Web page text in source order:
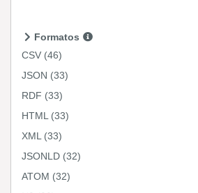
Formatos
CSV (46)
JSON (33)
RDF (33)
HTML (33)
XML (33)
JSONLD (32)
ATOM (32)